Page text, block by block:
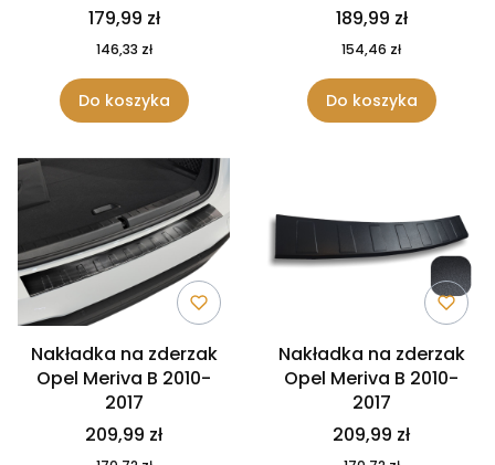
179,99 zł
146,33 zł
Do koszyka
189,99 zł
154,46 zł
Do koszyka
Nakładka na zderzak
Opel Meriva B 2010-
2017
209,99 zł
Nakładka na zderzak
Opel Meriva B 2010-
2017
209,99 zł